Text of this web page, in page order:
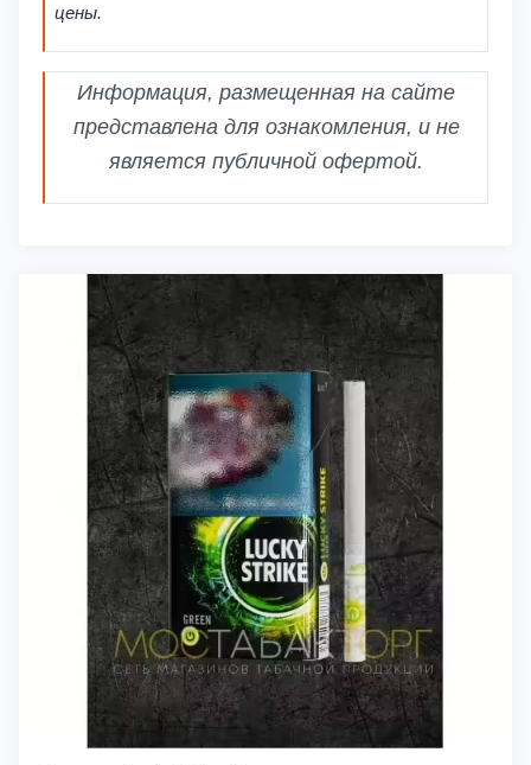
цены.
Информация, размещенная на сайте
представлена для ознакомления, и не
является публичной офертой.